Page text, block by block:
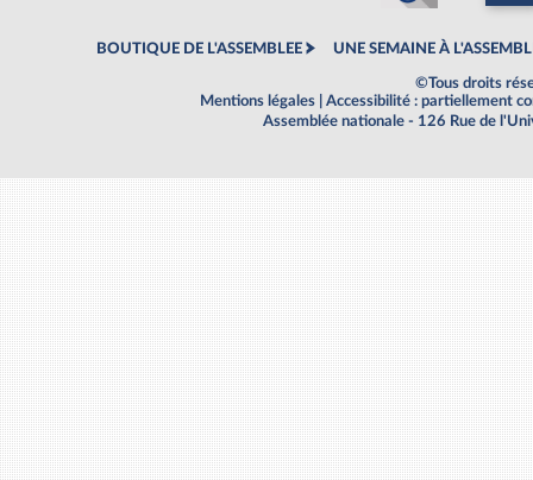
BOUTIQUE DE L'ASSEMBLEE UNE SEMAINE À
©Tous droits
Mentions légales
Accessibilité : partiellement
Assemblée nationale - 126 Rue de